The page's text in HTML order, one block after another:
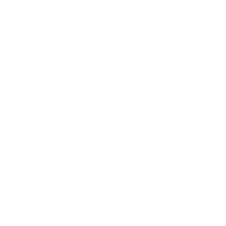
Na čo si však pri kúpe ambulancie musí dávať pozor?
praktického lekárstva